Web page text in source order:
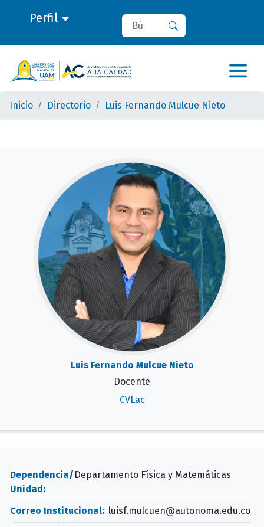
Perfil Buscar
Inicio Directorio Luis Fernando Mulcue Nieto
Luis Fernando Mulcue Nieto
Docente
CVLac
Dependencia/
Unidad:
Departamento Física y Matemáticas
Correo Institucional: luisf.mulcuen@autonoma.edu.co